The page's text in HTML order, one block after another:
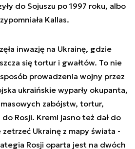
do Sojuszu po 1997 roku, albo
Kallas.
inwazję na Ukrainę, gdzie
się tortur i gwałtów. To nie
prowadzenia wojny przez
ukraińskie wyparły okupanta,
zabójstw, tortur,
Rosji. Kreml jasno też dał do
Ukrainę z mapy świata -
Rosji oparta jest na dwóch